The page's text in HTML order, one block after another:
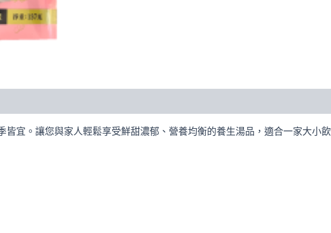
宜。讓您與家人輕鬆享受鮮甜濃郁、營養均衡的養生湯品，適合一家大小飲